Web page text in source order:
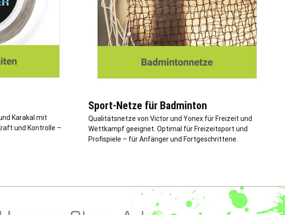
Karakal mit
und Kontrolle –
Sport-Netze für Badminton
Qualitätsnetze von Victor und Yonex für Freizeit und
Wettkampf geeignet. Optimal für Freizeitsport und
Profispiele – für Anfänger und Fortgeschrittene.